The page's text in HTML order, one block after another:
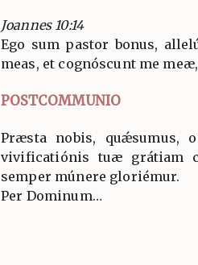
Joannes 10:14
Ego sum pastor bonus,
meas, et cognóscunt me
POSTCOMMUNIO
Præsta nobis, quǽsumus,
vivificatiónis tuæ grátiam
semper múnere gloriémur.
Per Dominum…